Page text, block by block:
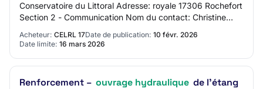
Conservatoire du Littoral Adresse: royale 17306 Rochefort
Section 2 - Communication Nom du contact: Christine
Acheteur: CELRL 17Date de publication: 10 févr. 2026
Date limite: 16 mars 2026
Renforcement – ouvrage hydraulique de l’étang